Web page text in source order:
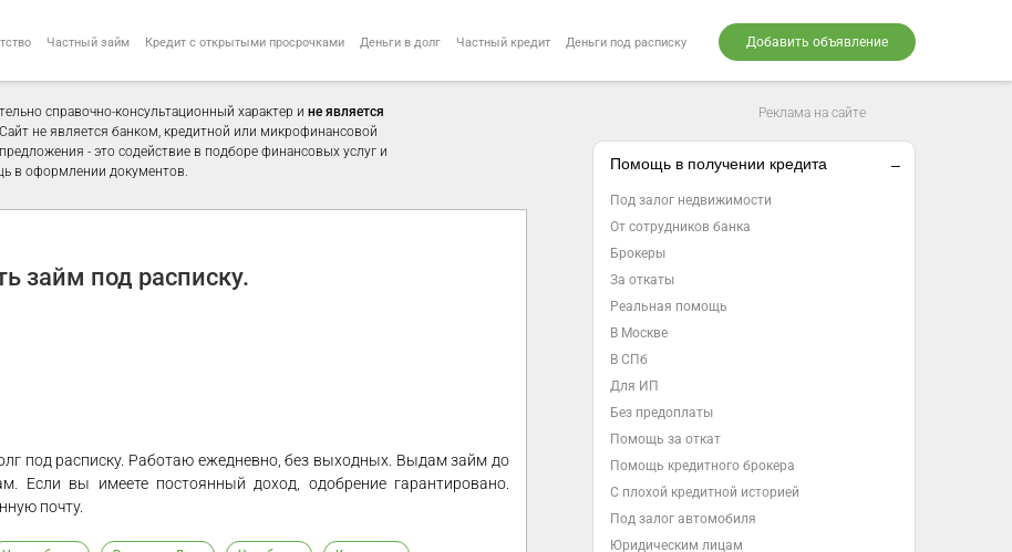
Частный займ Кредит с открытыми просрочками Деньги в долг Частный кредит Деньги под расписку Добавить объявление
справочно-консультационный характер и не является
не является банком, кредитной или микрофинансовой
- это содействие в подборе финансовых услуг и
в оформлении документов.
займ под расписку.
под расписку. Работаю ежедневно, без выходных. Выдам займ до
Если вы имеете постоянный доход, одобрение гарантировано.
почту.
Реклама на сайте
Помощь в получении кредита
Под залог недвижимости
От сотрудников банка
Брокеры
За откаты
Реальная помощь
В Москве
В СПб
Для ИП
Без предоплаты
Помощь за откат
Помощь кредитного брокера
С плохой кредитной историей
Под залог автомобиля
Юридическим лицам